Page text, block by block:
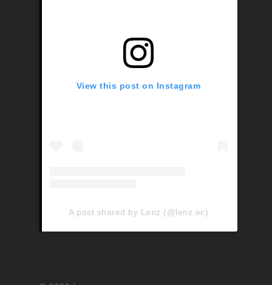
View this post on Instagram
A post shared by Lenz (@lenz.ec)